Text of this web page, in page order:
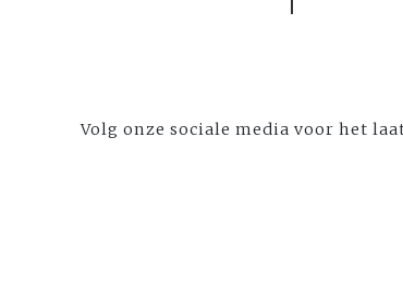
Volg onze sociale media voor het